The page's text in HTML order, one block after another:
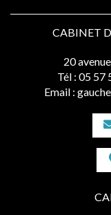
CABINET
20
Tél : 05 57
Email :